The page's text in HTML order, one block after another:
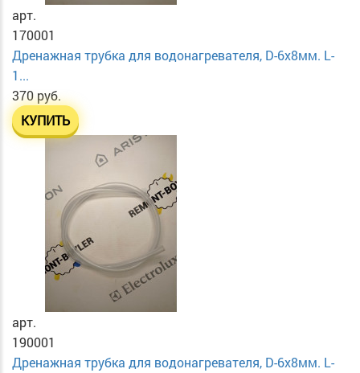
арт.
170001
Дренажная трубка для водонагревателя, D-6х8мм. L-
1...
370 руб.
КУПИТЬ
арт.
190001
Дренажная трубка для водонагревателя, D-6х8мм. L-